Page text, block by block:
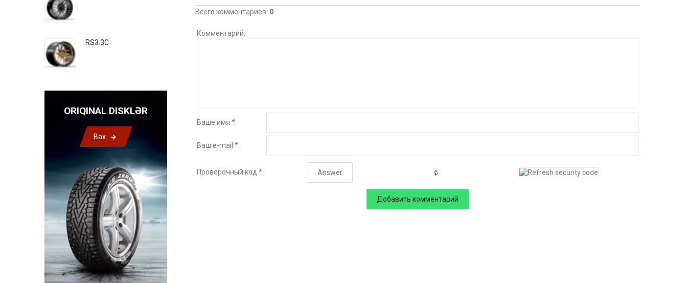
Всего комментариев: 0
Комментарий:
Ваше имя *:
Ваш e-mail *:
Проверочный код *:
RS3.3C
ORIQINAL DISKLƏR
Bax